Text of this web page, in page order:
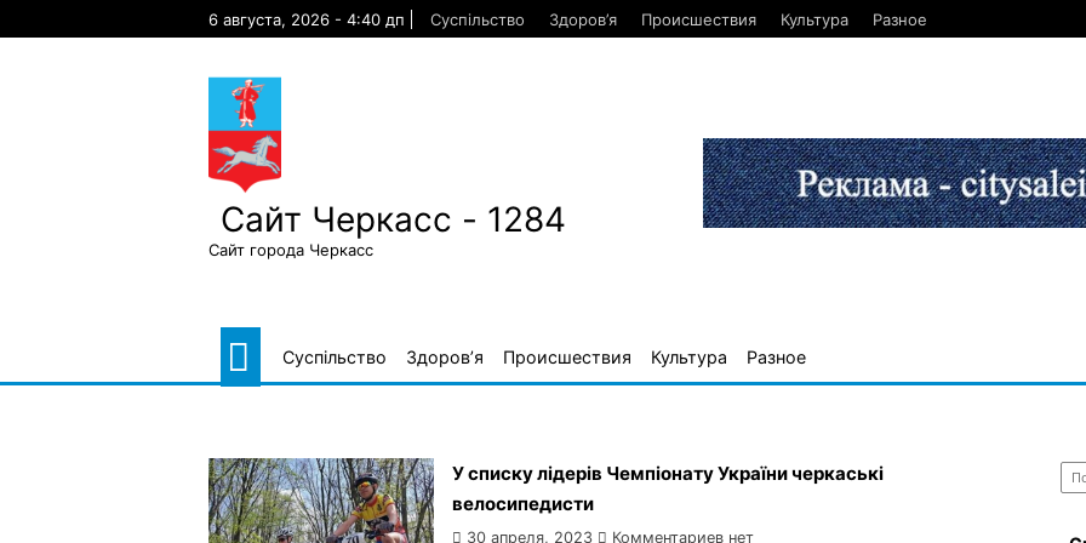
6 августа, 2026 - 4:40 дп Суспільство Здоров’я Происшествия Культура Разное
Сайт Черкасс - 1284
Сайт города Черкасс
Суспільство Здоров’я Происшествия Культура Разное
У списку лідерів Чемпіонату України черкаські
велосипедисти
30 апреля, 2023 Комментариев нет